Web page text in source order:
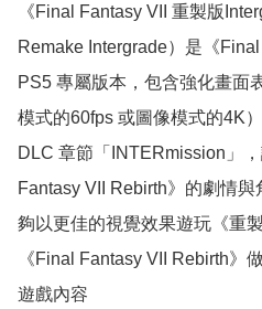
《Final Fantasy VII 重製版
Remake Intergrade）是《
PS5 專屬版本，包含強化畫面
模式的60fps 或圖像模式的4K
DLC 章節「INTERmission」
Fantasy VII Rebirth》的劇情
夠以更佳的視覺效果遊玩《重
《Final Fantasy VII Rebirth》
遊戲內容